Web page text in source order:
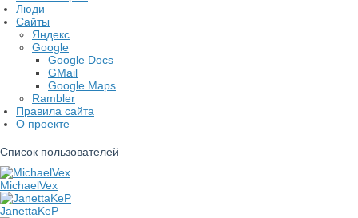
Люди
Сайты
Яндекс
Google
Google Docs
GMail
Google Maps
Rambler
Правила сайта
О проекте
Список пользователей
MichaelVex
JanettaKeP